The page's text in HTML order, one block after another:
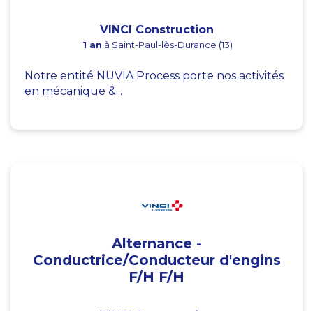
VINCI Construction
1 an à Saint-Paul-lès-Durance (13)
Notre entité NUVIA Process porte nos activités
en mécanique &...
Alternance -
Conductrice/Conducteur d'engins
F/H F/H